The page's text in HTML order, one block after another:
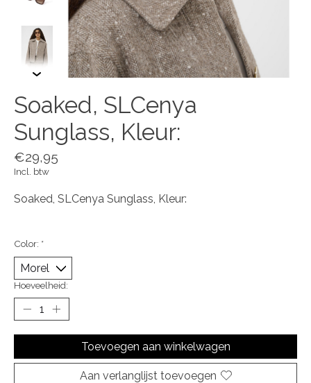
Soaked, SLCenya
Sunglass, Kleur:
€29,95
Incl. btw
Soaked, SLCenya Sunglass, Kleur:
Color: *
Hoeveelheid:
Toevoegen aan winkelwagen
Aan verlanglijst toevoegen